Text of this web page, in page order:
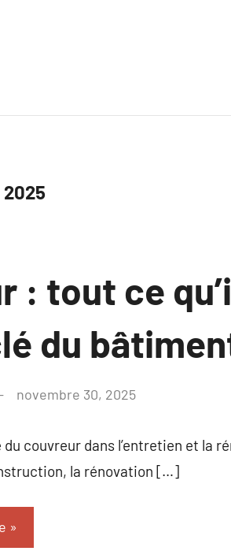
2025
: tout ce
du
novembre 30, 2025
couvreur dans l’entretien et la
la rénovation […]